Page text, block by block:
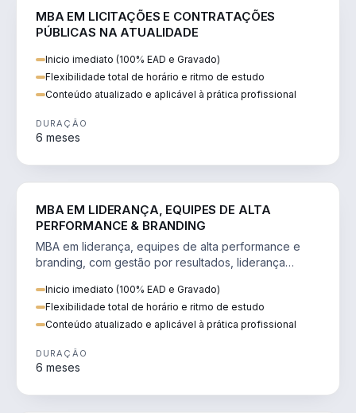
MBA EM LICITAÇÕES E CONTRATAÇÕES
PÚBLICAS NA ATUALIDADE
Inicio imediato (100% EAD e Gravado)
Flexibilidade total de horário e ritmo de estudo
Conteúdo atualizado e aplicável à prática profissional
DURAÇÃO
6 meses
MBA EM LIDERANÇA, EQUIPES DE ALTA
PERFORMANCE & BRANDING
MBA em liderança, equipes de alta performance e
branding, com gestão por resultados, liderança
Inicio imediato (100% EAD e Gravado)
Flexibilidade total de horário e ritmo de estudo
Conteúdo atualizado e aplicável à prática profissional
DURAÇÃO
6 meses